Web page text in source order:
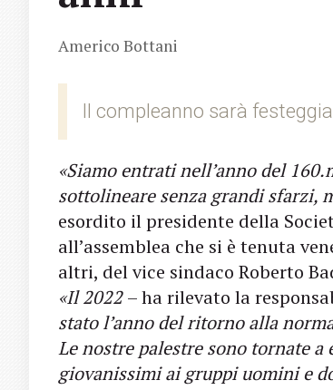
Americo Bottani
Il compleanno sarà
«Siamo entrati nell’anno del
sottolineare senza grandi sfarzi,
esordito il presidente della
all’assemblea che si è tenuta
altri, del vice sindaco Roberto
«Il 2022– ha rilevato la
stato l’anno del ritorno alla
Le nostre palestre sono tornate
giovanissimi ai gruppi uomini e